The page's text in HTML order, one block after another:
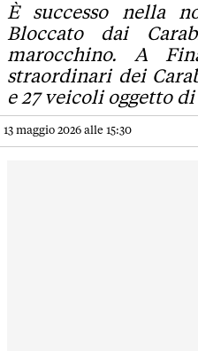
È successo nella
Bloccato dai
marocchino. A
straordinari dei
e 27 veicoli oggetto
13 maggio 2026 alle 15:30